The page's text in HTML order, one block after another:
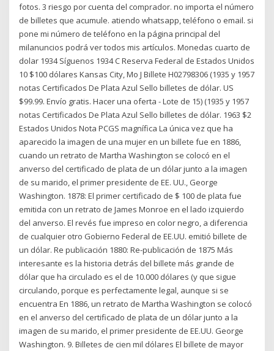
fotos. 3 riesgo por cuenta del comprador. no importa el número
de billetes que acumule. atiendo whatsapp, teléfono o email. si
pone mi número de teléfono en la página principal del
milanuncios podrá ver todos mis artículos. Monedas cuarto de
dolar 1934 Síguenos 1934 C Reserva Federal de Estados Unidos
10 $100 dólares Kansas City, Mo J Billete H02798306 (1935 y 1957
notas Certificados De Plata Azul Sello billetes de dólar. US
$99.99. Envío gratis. Hacer una oferta - Lote de 15) (1935 y 1957
notas Certificados De Plata Azul Sello billetes de dólar. 1963 $2
Estados Unidos Nota PCGS magnífica La única vez que ha
aparecido la imagen de una mujer en un billete fue en 1886,
cuando un retrato de Martha Washington se colocó en el
anverso del certificado de plata de un dólar junto a la imagen
de su marido, el primer presidente de EE. UU., George
Washington. 1878: El primer certificado de $ 100 de plata fue
emitida con un retrato de James Monroe en el lado izquierdo
del anverso. El revés fue impreso en color negro, a diferencia
de cualquier otro Gobierno Federal de EE.UU. emitió billete de
un dólar. Re publicación 1880: Re-publicación de 1875 Más
interesante es la historia detrás del billete más grande de
dólar que ha circulado es el de 10.000 dólares (y que sigue
circulando, porque es perfectamente legal, aunque si se
encuentra En 1886, un retrato de Martha Washington se colocó
en el anverso del certificado de plata de un dólar junto a la
imagen de su marido, el primer presidente de EE.UU. George
Washington. 9. Billetes de cien mil dólares El billete de mayor